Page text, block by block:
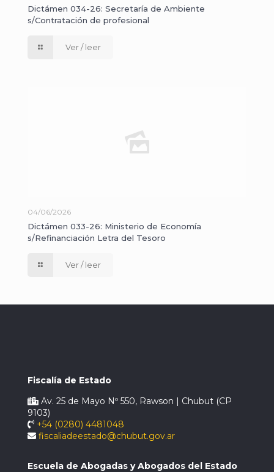
Dictámen 034-26: Secretaría de Ambiente
s/Contratación de profesional
Ver / leer
04/06/2026
Dictámen 033-26: Ministerio de Economía
s/Refinanciación Letra del Tesoro
Ver / leer
Fiscalía de Estado
Av. 25 de Mayo Nº 550, Rawson | Chubut (CP
9103)
+54 (0280) 4481048
fiscaliadeestado@chubut.gov.ar
Escuela de Abogadas y Abogados del Estado